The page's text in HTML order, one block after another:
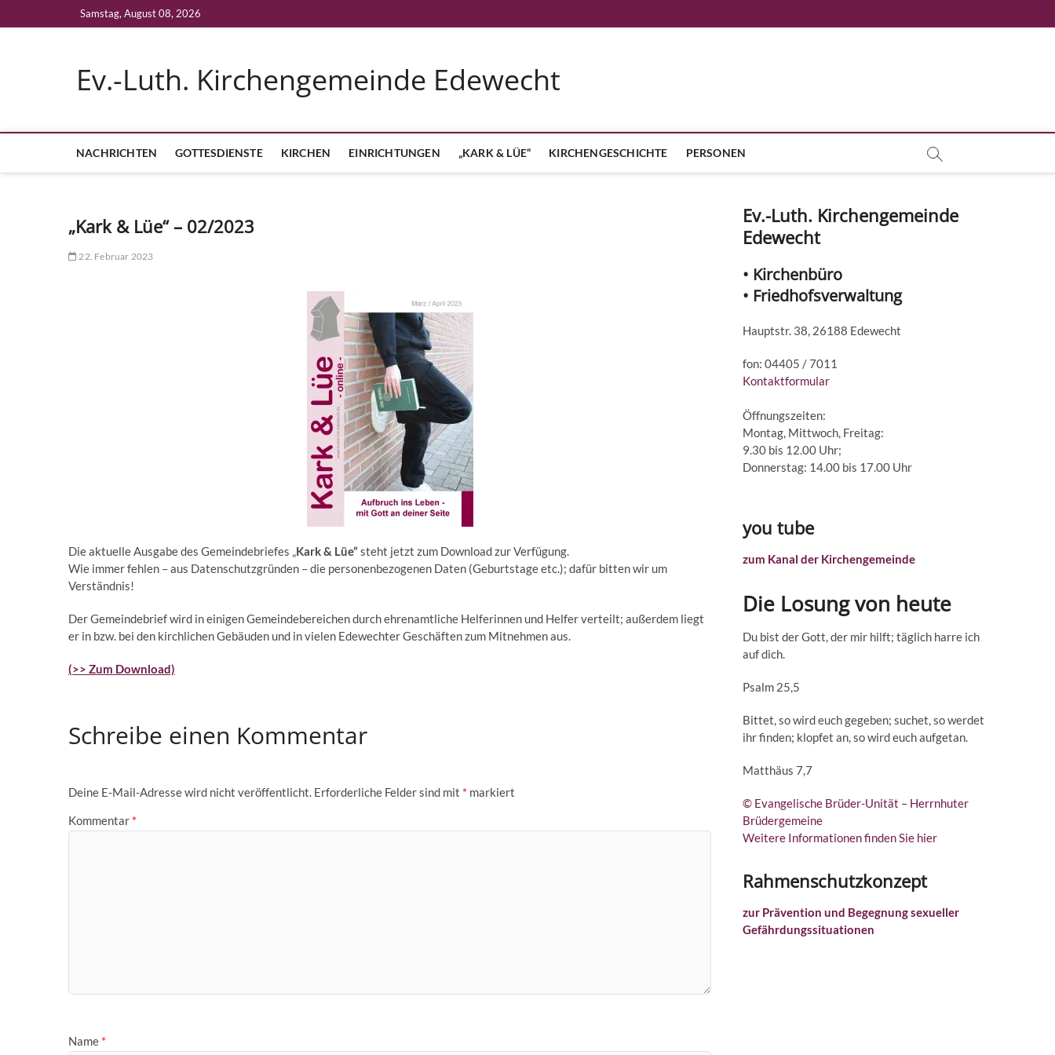
to
Samstag, August 08, 2026
Ev.-Luth. Kirchengemeinde Edewecht
NACHRICHTEN GOTTESDIENSTE KIRCHEN EINRICHTUNGEN „KARK & LÜE“ KIRCHENGESCHICHTE PERSONEN
„Kark & Lüe“ – 02/2023
22. Februar 2023
Die aktuelle Ausgabe des Gemeindebriefes „Kark & Lüe“steht jetzt zum Download zur Verfügung.
Wie immer fehlen – aus Datenschutzgründen – die personenbezogenen Daten (Geburtstage etc.); dafür bitten wir um
Verständnis!
Der Gemeindebrief wird in einigen Gemeindebereichen durch ehrenamtliche Helferinnen und Helfer verteilt; außerdem liegt
er in bzw. bei den kirchlichen Gebäuden und in vielen Edewechter Geschäften zum Mitnehmen aus.
(>> Zum Download)
Schreibe einen Kommentar
Deine E-Mail-Adresse wird nicht veröffentlicht. Erforderliche Felder sind mit * markiert
Kommentar *
Name *
Ev.-Luth. Kirchengemeinde
Edewecht
• Kirchenbüro
• Friedhofsverwaltung
Hauptstr. 38, 26188 Edewecht
fon: 04405 / 7011
Kontaktformular
Öffnungszeiten:
Montag, Mittwoch, Freitag:
9.30 bis 12.00 Uhr;
Donnerstag: 14.00 bis 17.00 Uhr
you tube
zum Kanal der Kirchengemeinde
Die Losung von heute
Du bist der Gott, der mir hilft; täglich harre ich
auf dich.
Psalm 25,5
Bittet, so wird euch gegeben; suchet, so werdet
ihr finden; klopfet an, so wird euch aufgetan.
Matthäus 7,7
© Evangelische Brüder-Unität – Herrnhuter
Brüdergemeine
Weitere Informationen finden Sie hier
Rahmenschutzkonzept
zur Prävention und Begegnung sexueller
Gefährdungssituationen